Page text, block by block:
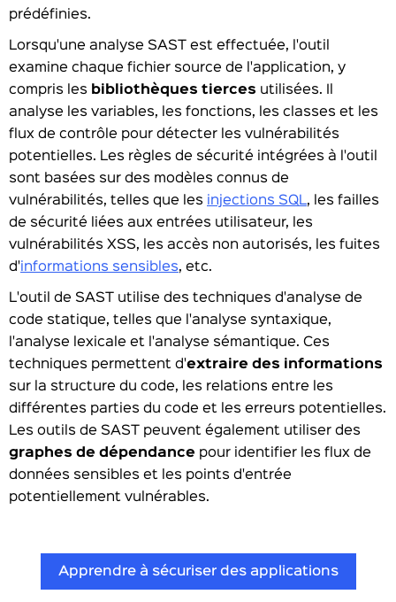
prédéfinies.
Lorsqu'une analyse SAST est effectuée, l'outil
examine chaque fichier source de l'application, y
compris les bibliothèques tierces utilisées. Il
analyse les variables, les fonctions, les classes et les
flux de contrôle pour détecter les vulnérabilités
potentielles. Les règles de sécurité intégrées à l'outil
sont basées sur des modèles connus de
vulnérabilités, telles que les injections SQL, les failles
de sécurité liées aux entrées utilisateur, les
vulnérabilités XSS, les accès non autorisés, les fuites
d'informations sensibles, etc.
L'outil de SAST utilise des techniques d'analyse de
code statique, telles que l'analyse syntaxique,
l'analyse lexicale et l'analyse sémantique. Ces
techniques permettent d'extraire des informations
sur la structure du code, les relations entre les
différentes parties du code et les erreurs potentielles.
Les outils de SAST peuvent également utiliser des
graphes de dépendance pour identifier les flux de
données sensibles et les points d'entrée
potentiellement vulnérables.
Apprendre à sécuriser des applications